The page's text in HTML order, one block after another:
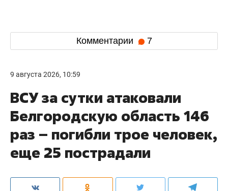
Комментарии 7
9 августа 2026, 10:59
ВСУ за сутки атаковали
Белгородскую область 146
раз – погибли трое человек,
еще 25 пострадали